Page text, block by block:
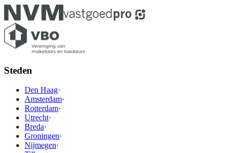
Steden
Den Haag·
Amsterdam·
Rotterdam·
Utrecht·
Breda·
Groningen·
Nijmegen·